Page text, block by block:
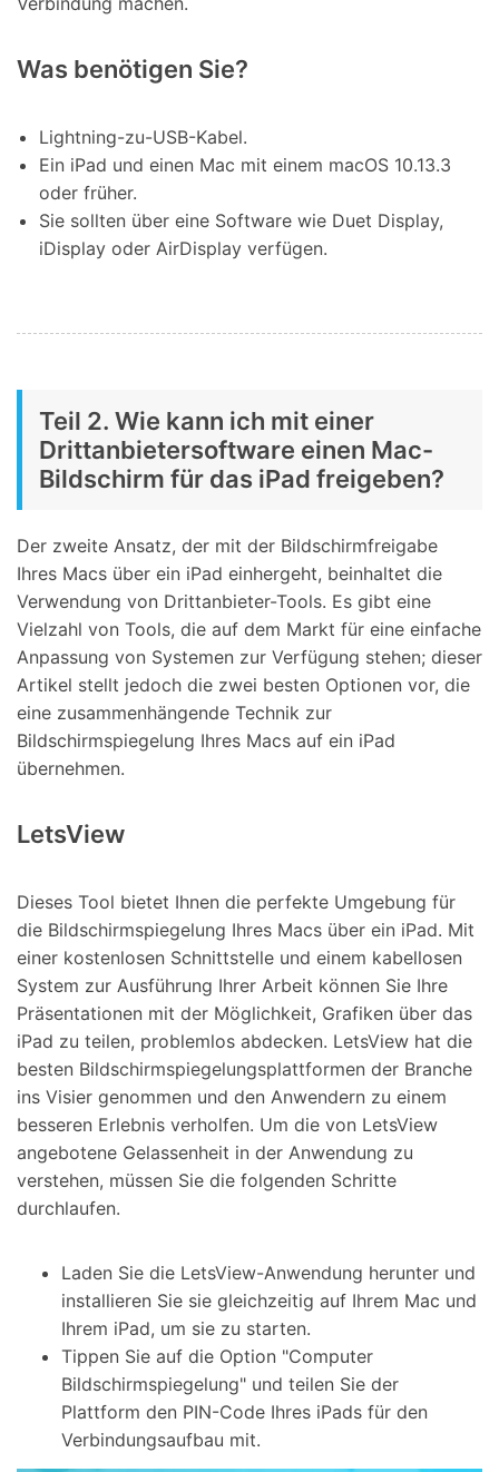
Was benötigen Sie?
Lightning-zu-USB-Kabel.
Ein iPad und einen Mac mit einem macOS 10.13.3
oder früher.
Sie sollten über eine Software wie Duet Display,
iDisplay oder AirDisplay verfügen.
Teil 2. Wie kann ich mit einer
Drittanbietersoftware einen Mac-
Bildschirm für das iPad freigeben?
Der zweite Ansatz, der mit der Bildschirmfreigabe
Ihres Macs über ein iPad einhergeht, beinhaltet die
Verwendung von Drittanbieter-Tools. Es gibt eine
Vielzahl von Tools, die auf dem Markt für eine einfache
Anpassung von Systemen zur Verfügung stehen; dieser
Artikel stellt jedoch die zwei besten Optionen vor, die
eine zusammenhängende Technik zur
Bildschirmspiegelung Ihres Macs auf ein iPad
übernehmen.
LetsView
Dieses Tool bietet Ihnen die perfekte Umgebung für
die Bildschirmspiegelung Ihres Macs über ein iPad. Mit
einer kostenlosen Schnittstelle und einem kabellosen
System zur Ausführung Ihrer Arbeit können Sie Ihre
Präsentationen mit der Möglichkeit, Grafiken über das
iPad zu teilen, problemlos abdecken. LetsView hat die
besten Bildschirmspiegelungsplattformen der Branche
ins Visier genommen und den Anwendern zu einem
besseren Erlebnis verholfen. Um die von LetsView
angebotene Gelassenheit in der Anwendung zu
verstehen, müssen Sie die folgenden Schritte
durchlaufen.
Laden Sie die LetsView-Anwendung herunter und
installieren Sie sie gleichzeitig auf Ihrem Mac und
Ihrem iPad, um sie zu starten.
Tippen Sie auf die Option "Computer
Bildschirmspiegelung" und teilen Sie der
Plattform den PIN-Code Ihres iPads für den
Verbindungsaufbau mit.